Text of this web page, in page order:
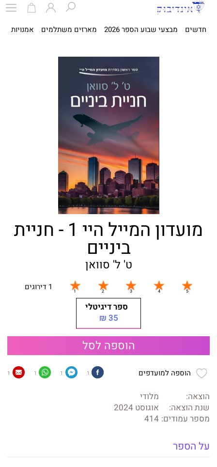
חדשים מבצעי שבוע הספר 2026 מארזים משתלמים אמנויות
מועדון המייל היי 1 - חניית
ביניים
ט' ל' סוואן
1 דירוגים
ספר דיגיטלי
35 ₪
הוספה לסל
הוספה למועדפים 1
1
1
1
הוצאה:
מלודי
שנת הוצאה:
אוגוסט 2024
מספר עמודים: 414
על הספר